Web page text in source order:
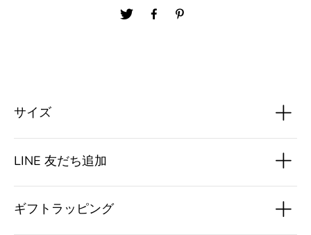
サイズ
LINE 友だち追加
ギフトラッピング